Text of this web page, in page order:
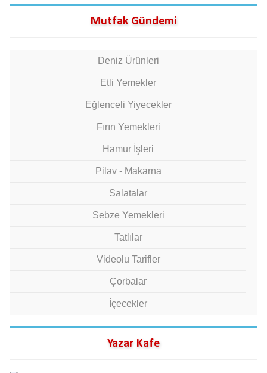
Mutfak Gündemi
Deniz Ürünleri
Etli Yemekler
Eğlenceli Yiyecekler
Fırın Yemekleri
Hamur İşleri
Pilav - Makarna
Salatalar
Sebze Yemekleri
Tatlılar
Videolu Tarifler
Çorbalar
İçecekler
Yazar Kafe